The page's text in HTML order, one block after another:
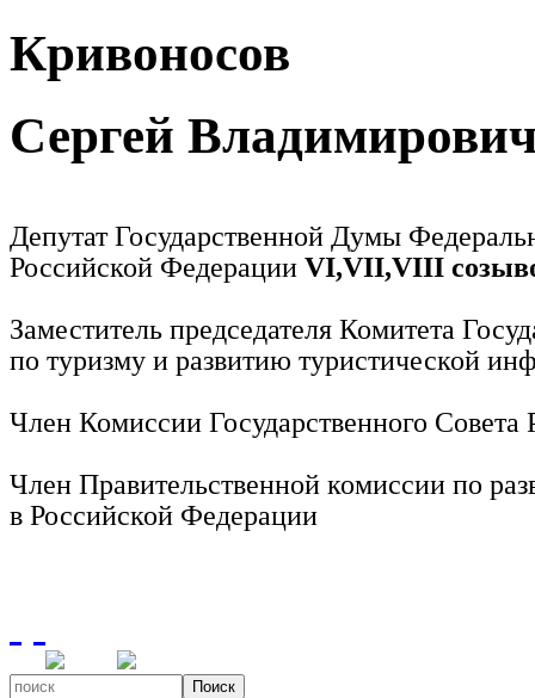
Кривоносов
Сергей
Депутат Государственной Думы
Российской Федерации VI,VII,VIII
Заместитель председателя Комитета
по туризму и развитию туристической
Член Комиссии Государственного
Член Правительственной комиссии по
в Российской Федерации
Поиск